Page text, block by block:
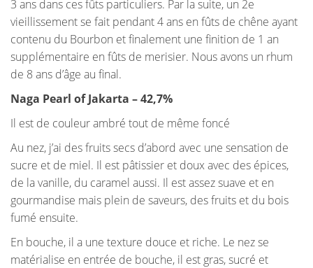
3 ans dans ces fûts particuliers. Par la suite, un 2e
vieillissement se fait pendant 4 ans en fûts de chêne ayant
contenu du Bourbon et finalement une finition de 1 an
supplémentaire en fûts de merisier. Nous avons un rhum
de 8 ans d’âge au final.
Naga Pearl of Jakarta – 42,7%
Il est de couleur ambré tout de même foncé
Au nez, j’ai des fruits secs d’abord avec une sensation de
sucre et de miel. Il est pâtissier et doux avec des épices,
de la vanille, du caramel aussi. Il est assez suave et en
gourmandise mais plein de saveurs, des fruits et du bois
fumé ensuite.
En bouche, il a une texture douce et riche. Le nez se
matérialise en entrée de bouche, il est gras, sucré et